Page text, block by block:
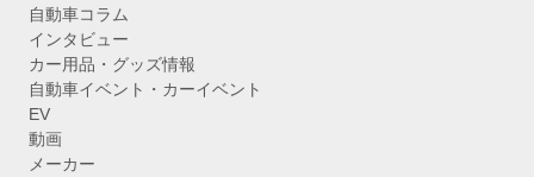
自動車コラム
インタビュー
カー用品・グッズ情報
自動車イベント・カーイベント
EV
動画
メーカー